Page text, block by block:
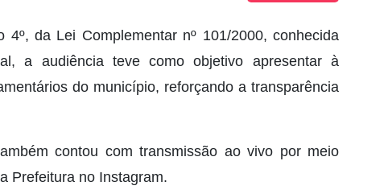
da Lei Complementar nº 101/2000, conhecida
a audiência teve como objetivo apresentar à
do município, reforçando a transparência
contou com transmissão ao vivo por meio
Prefeitura no Instagram.